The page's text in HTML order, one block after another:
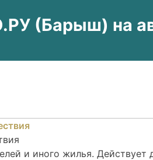
(Барыш) на
и иного жилья. Действует